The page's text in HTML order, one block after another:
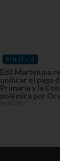
POLÍTICA
Edil Marteluna
unificar el pago
Primaria y la
polémica por
16/07/26